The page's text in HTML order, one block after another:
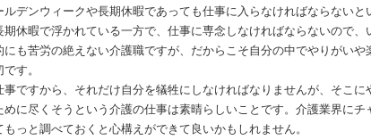
ルデンウィークや長期休暇であっても仕事に入らなければならない
期休暇で浮かれている一方で、仕事に専念しなければならないので
にも苦労の絶えない介護職ですが、だからこそ自分の中でやりがい
す。
事ですから、それだけ自分を犠牲にしなければなりませんが、そこ
めに尽くそうという介護の仕事は素晴らしいことです。介護業界にチ
もっと調べておくと心構えができて良いかもしれません。